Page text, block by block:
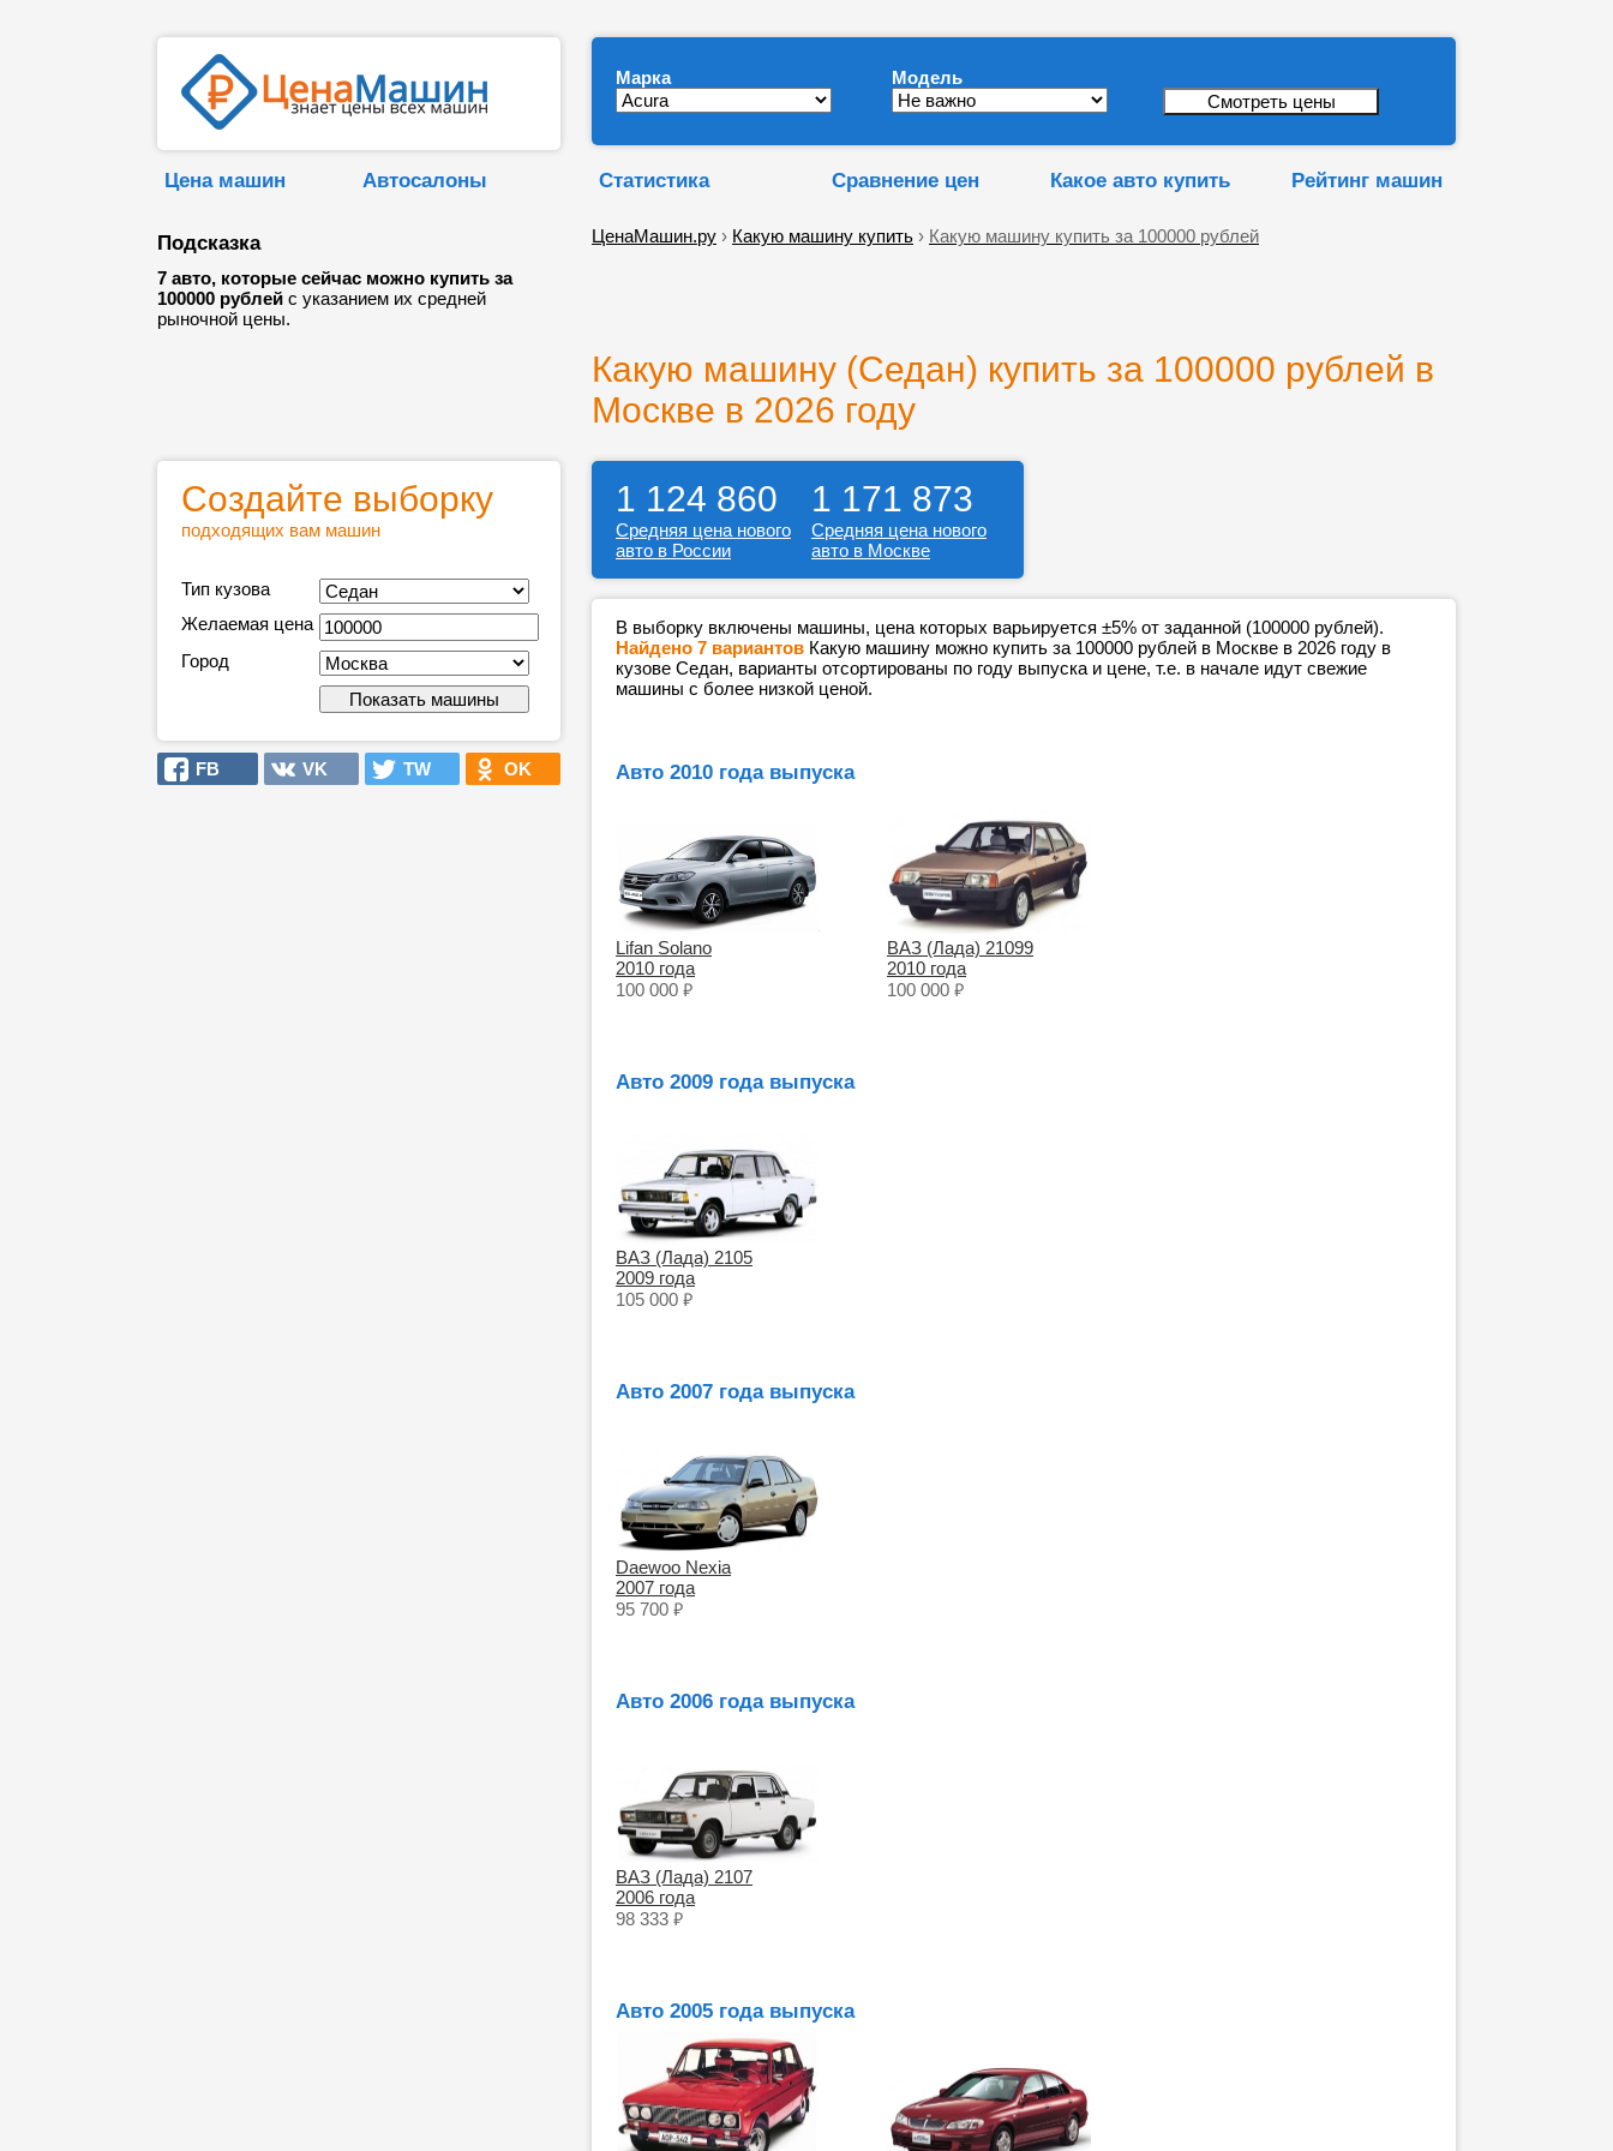
Марка Модель
Цена машин Автосалоны Статистика Сравнение цен Какое авто купить Рейтинг машин
Подсказка
7 авто, которые сейчас можно купить за
100000 рублей с указанием их средней
рыночной цены.
ЦенаМашин.ру › Какую машину купить › Какую машину купить за 100000 рублей
Какую машину (Седан) купить за 100000 рублей в
Москве в 2026 году
Создайте выборку
подходящих вам машин
Тип кузова
Желаемая цена
Город
FB VK TW OK
1 124 860 1 171 873
Средняя цена нового
авто в России
Средняя цена нового
авто в Москве
В выборку включены машины, цена которых варьируется ±5% от заданной (100000 рублей).
Найдено 7 вариантов Какую машину можно купить за 100000 рублей в Москве в 2026 году в
кузове Седан, варианты отсортированы по году выпуска и цене, т.е. в начале идут свежие
машины с более низкой ценой.
Авто 2010 года выпуска
Lifan Solano
2010 года
100 000 ₽
ВАЗ (Лада) 21099
2010 года
100 000₽
Авто 2009 года выпуска
ВАЗ (Лада) 2105
2009 года
105 000 ₽
Авто 2007 года выпуска
Daewoo Nexia
2007 года
95 700 ₽
Авто 2006 года выпуска
ВАЗ (Лада) 2107
2006 года
98 333 ₽
Авто 2005 года выпуска